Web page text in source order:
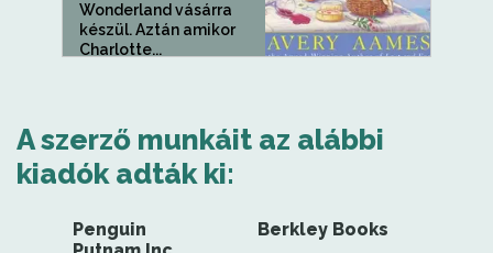
Wonderland vásárra
készül. Aztán amikor
Charlotte...
A szerző munkáit az alábbi
kiadók adták ki:
Penguin
Berkley Books